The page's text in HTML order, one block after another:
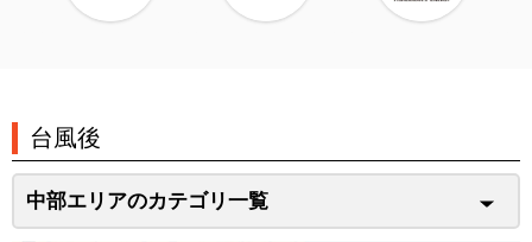
台風後
中部エリアのカテゴリ一覧